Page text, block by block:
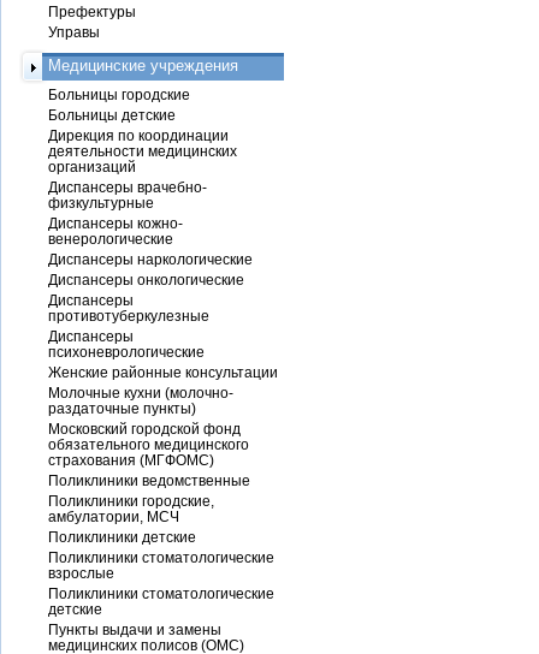
Префектуры
Управы
Медицинские учреждения
Больницы городские
Больницы детские
Дирекция по координации
деятельности медицинских
организаций
Диспансеры врачебно-
физкультурные
Диспансеры кожно-
венерологические
Диспансеры наркологические
Диспансеры онкологические
Диспансеры
противотуберкулезные
Диспансеры
психоневрологические
Женские районные консультации
Молочные кухни (молочно-
раздаточные пункты)
Московский городской фонд
обязательного медицинского
страхования (МГФОМС)
Поликлиники ведомственные
Поликлиники городские,
амбулатории, МСЧ
Поликлиники детские
Поликлиники стоматологические
взрослые
Поликлиники стоматологические
детские
Пункты выдачи и замены
медицинских полисов (ОМС)